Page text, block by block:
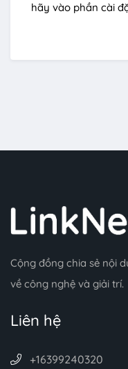
hãy vào phần cài
Cộng đồng chia sẻ nội
về công nghệ và giải trí.
Liên hệ
+16399240320